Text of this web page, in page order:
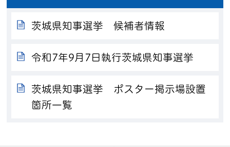
茨城県知事選挙 候補者情報
令和7年9月7日執行茨城県知事選挙
茨城県知事選挙 ポスター掲示場設置
箇所一覧